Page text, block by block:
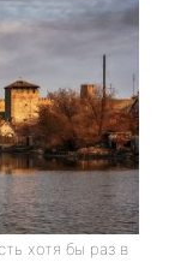
хотя бы раз в